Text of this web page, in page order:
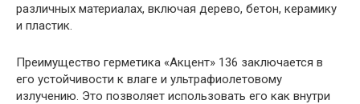
различных материалах, включая дерево, бетон, керамику
и пластик.
Преимущество герметика «Акцент» 136 заключается в
его устойчивости к влаге и ультрафиолетовому
излучению. Это позволяет использовать его как внутри